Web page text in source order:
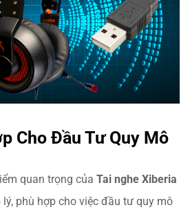
Cho Đầu Tư Quy Mô
quan trọng của Tai nghe Xiberia
phù hợp cho việc đầu tư quy mô